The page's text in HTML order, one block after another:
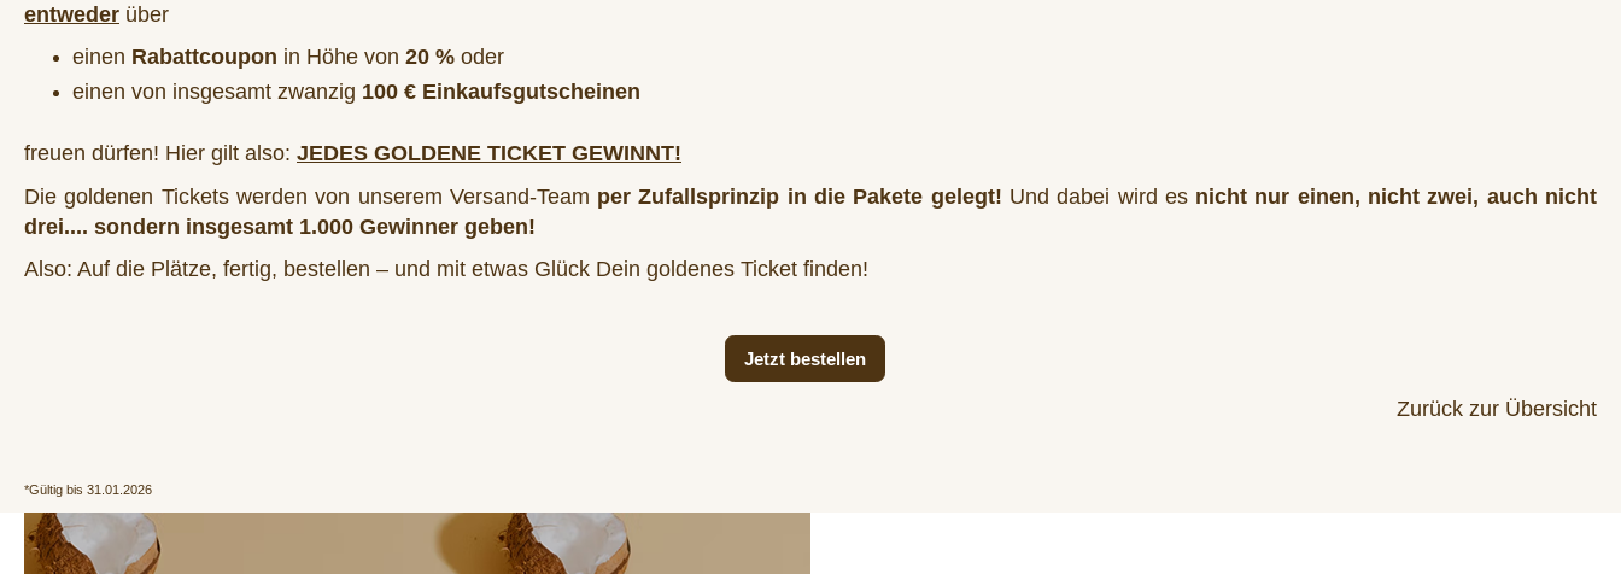
entweder über
einen Rabattcoupon in Höhe von 20 % oder
einen von insgesamt zwanzig 100 € Einkaufsgutscheinen
freuen dürfen! Hier gilt also: JEDES GOLDENE TICKET GEWINNT!
Die goldenen Tickets werden von unserem Versand-Team per Zufallsprinzip in die Pakete gelegt! Und dabei wird es nicht nur einen, nicht zwei, auch nicht
drei.... sondern insgesamt 1.000 Gewinner geben!
Also: Auf die Plätze, fertig, bestellen – und mit etwas Glück Dein goldenes Ticket finden!
Jetzt bestellen
Zurück zur Übersicht
*Gültig bis 31.01.2026
Newsletter